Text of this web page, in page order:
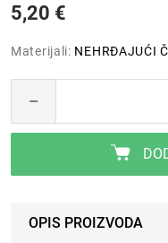
5,20 €
Materijali: NEHRĐAJUĆI
OPIS PROIZVODA